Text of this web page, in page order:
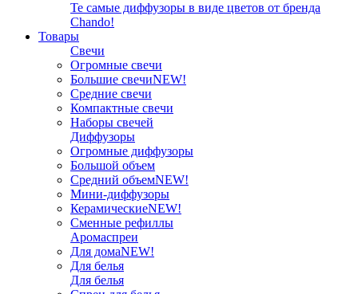
Те самые диффузоры в виде цветов от бренда
Chando!
Товары
Свечи
Огромные свечи
Большие свечиNEW!
Средние свечи
Компактные свечи
Наборы свечей
Диффузоры
Огромные диффузоры
Большой объем
Средний объемNEW!
Мини-диффузоры
КерамическиеNEW!
Сменные рефиллы
Аромаспреи
Для домаNEW!
Для белья
Для белья